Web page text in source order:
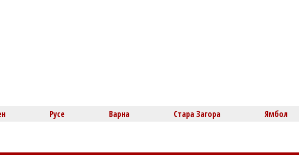
Русе Варна Стара Загора Ямбол